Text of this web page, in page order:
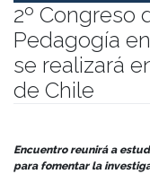
2º Congreso
Pedagogía
se realizará
de Chile
Encuentro reunirá a
para fomentar la